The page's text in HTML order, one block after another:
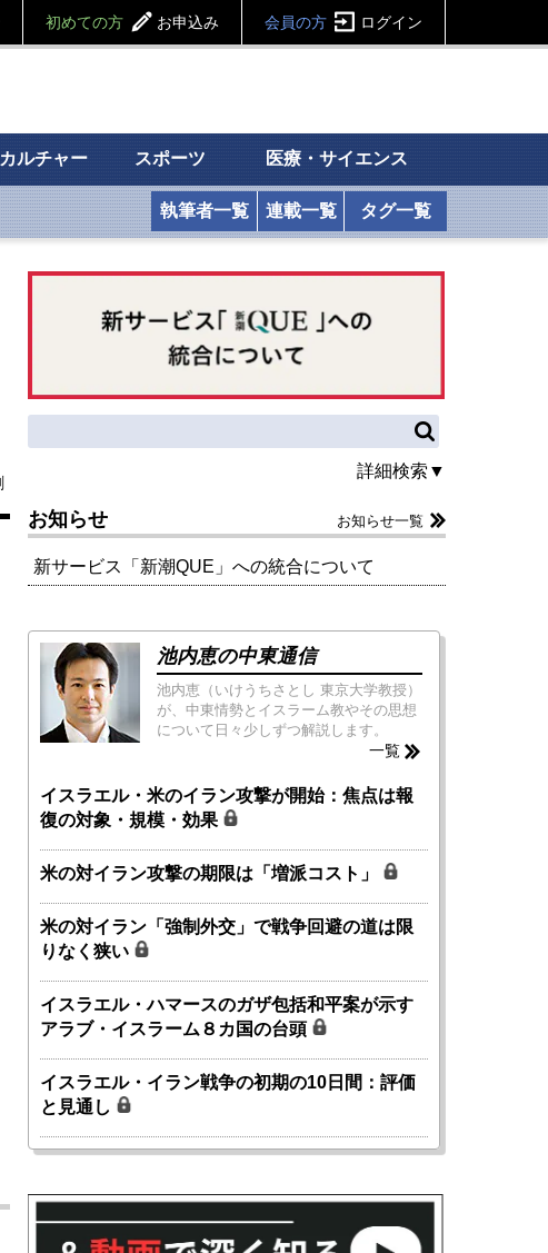
初めての方 お申込み 会員の方 ログイン
カルチャー スポーツ 医療・サイエンス
執筆者一覧 連載一覧 タグ一覧
詳細検索▼
お知らせ お知らせ一覧
新サービス「新潮QUE」への統合について
池内恵の中東通信
池内恵（いけうちさとし 東京大学教授）
が、中東情勢とイスラーム教やその思想
について日々少しずつ解説します。
一覧
イスラエル・米のイラン攻撃が開始：焦点は報
復の対象・規模・効果
米の対イラン攻撃の期限は「増派コスト」
米の対イラン「強制外交」で戦争回避の道は限
りなく狭い
イスラエル・ハマースのガザ包括和平案が示す
アラブ・イスラーム８カ国の台頭
イスラエル・イラン戦争の初期の10日間：評価
と見通し